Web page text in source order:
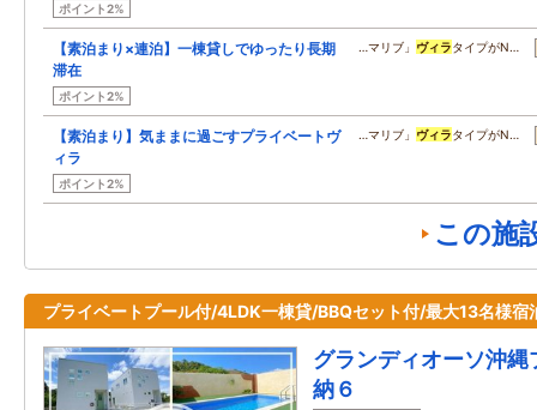
ポイント2%
【素泊まり×連泊】一棟貸しでゆったり長期
滞在
ポイント2%
…マリブ」 ヴィラタイプがN…
【素泊まり】気ままに過ごすプライベートヴ
ィラ
ポイント2%
…マリブ」 ヴィラタイプがN…
この施
プライベートプール付/4LDK一棟貸/BBQセット付/最大13名様宿
グランディオーソ沖
納６